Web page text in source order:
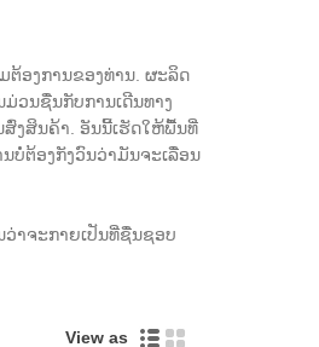
ຕ້ອງການຂອງທ່ານ. ຜະລິດ
ວນຊື່ນກັບການເດີນທາງ
ງສິນຄ້າ. ອັນນີ້ເຮັດໃຫ້ພື້ນທີ່
ບໍ່ຕ້ອງກັງວົນວ່າມັນຈະເລື່ອນ
າຈະກາຍເປັນທີ່ຊື່ນຊອບ
View as